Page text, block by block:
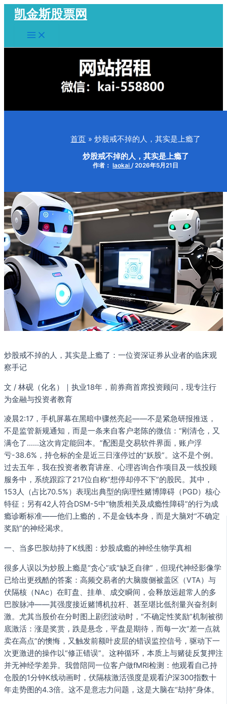
容
凯金斯股票网
Main
Menu
首页 炒股戒不掉的人，其实是上瘾了
炒股戒不掉的人，其实是上瘾了
作者： laokai /2026年5月21日
炒股戒不掉的人，其实是上瘾了：一位资深证券从业者的临床观
察手记
文 / 林砚（化名）｜执业18年，前券商首席投资顾问，现专注行
为金融与投资者教育
凌晨2:17，手机屏幕在黑暗中骤然亮起——不是紧急研报推送，
不是监管新规通知，而是一条来自客户老陈的微信：“刚清仓，又
满仓了……这次肯定能回本。”配图是交易软件界面，账户浮
亏-38.6%，持仓标的全是近三日涨停过的“妖股”。这不是个例。
过去五年，我在投资者教育讲座、心理咨询合作项目及一线投顾
服务中，系统跟踪了217位自称“想停却停不下”的股民。其中，
153人（占比70.5%）表现出典型的病理性赌博障碍（PGD）核心
特征；另有42人符合DSM-5中“物质相关及成瘾性障碍”的行为成
瘾诊断标准——他们上瘾的，不是金钱本身，而是大脑对“不确定
奖励”的神经渴求。
一、当多巴胺劫持了K线图：炒股成瘾的神经生物学真相
很多人误以为炒股上瘾是“贪心”或“缺乏自律”，但现代神经影像学
已给出更残酷的答案：高频交易者的大脑腹侧被盖区（VTA）与
伏隔核（NAc）在盯盘、挂单、成交瞬间，会释放远超常人的多
巴胺脉冲——其强度接近赌博机拉杆、甚至堪比低剂量兴奋剂刺
激。尤其当股价在分时图上剧烈波动时，“不确定性奖励”机制被彻
底激活：涨是奖赏，跌是悬念，平盘是期待，而每一次“差一点就
卖在高点”的懊悔，又触发前额叶皮层的错误监控信号，驱动下一
次更激进的操作以“修正错误”。这种循环，本质上与赌徒反复押注
并无神经学差异。我曾陪同一位客户做fMRI检测：他观看自己持
仓股的1分钟K线动画时，伏隔核激活强度是观看沪深300指数十
年走势图的4.3倍。这不是意志力问题，这是大脑在“劫持”身体。